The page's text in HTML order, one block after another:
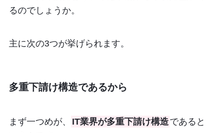
るのでしょうか。
主に次の3つが挙げられます。
多重下請け構造であるから
まず一つめが、 IT業界が多重下請け構造であると